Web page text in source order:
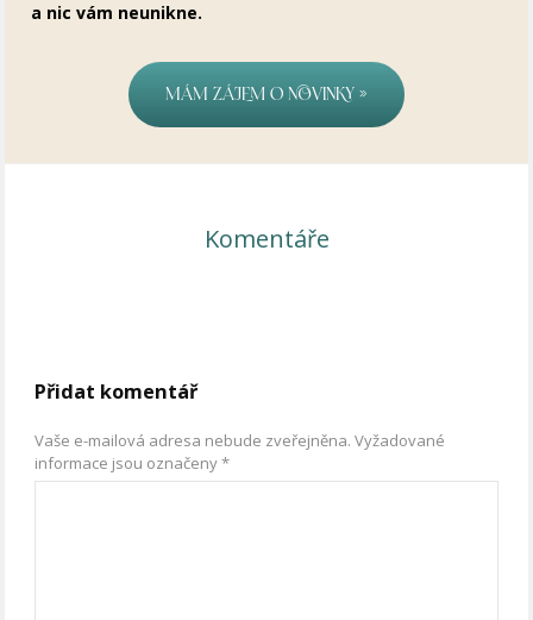
a nic vám neunikne.
Mám zájem o novinky »
Komentáře
Přidat komentář
Vaše e-mailová adresa nebude zveřejněna. Vyžadované
informace jsou označeny*